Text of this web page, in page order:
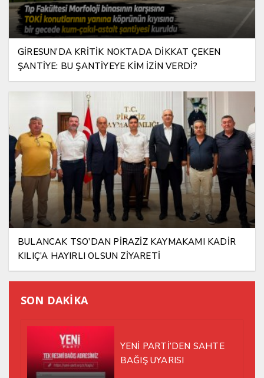
GİRESUN’DA KRİTİK NOKTADA DİKKAT ÇEKEN
ŞANTİYE: BU ŞANTİYEYE KİM İZİN VERDİ?
BULANCAK TSO’DAN PİRAZİZ KAYMAKAMI KADİR
KILIÇ’A HAYIRLI OLSUN ZİYARETİ
SON DAKİKA
YENİ PARTİ’DEN SAHTE
BAĞIŞ UYARISI